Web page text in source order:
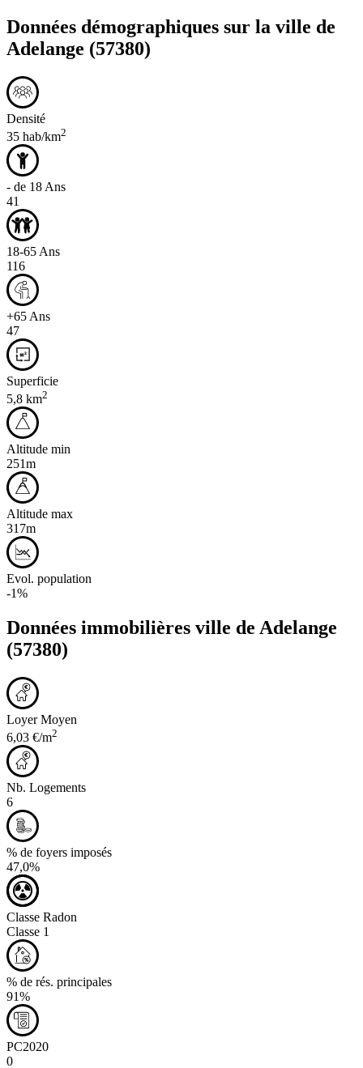
Données démographiques sur la ville de
Adelange (57380)
Densité
35 hab/km2
- de 18 Ans
41
18-65 Ans
116
+65 Ans
47
Superficie
5,8 km2
Altitude min
251m
Altitude max
317m
Evol. population
-1%
Données immobilières ville de Adelange
(57380)
Loyer Moyen
6,03 €/m2
Nb. Logements
6
% de foyers imposés
47,0%
Classe Radon
Classe 1
% de rés. principales
91%
PC2020
0